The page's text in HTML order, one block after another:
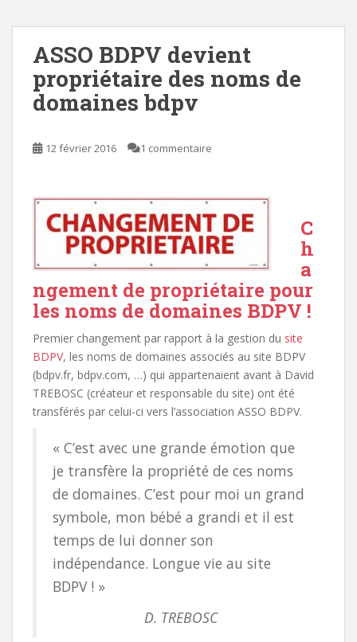
ASSO BDPV devient
propriétaire des noms de
domaines bdpv
12 février 2016 1 commentaire
C
h
a
ngement de propriétaire pour
les noms de domaines BDPV !
Premier changement par rapport à la gestion du site
BDPV, les noms de domaines associés au site BDPV
(bdpv.fr, bdpv.com, …) qui appartenaient avant à David
TREBOSC (créateur et responsable du site) ont été
transférés par celui-ci vers l’association ASSO BDPV.
« C’est avec une grande émotion que
je transfère la propriété de ces noms
de domaines. C’est pour moi un grand
symbole, mon bébé a grandi et il est
temps de lui donner son
indépendance. Longue vie au site
BDPV ! »
D. TREBOSC